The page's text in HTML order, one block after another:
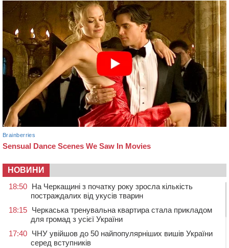
НОВИНИ
18:50 На Черкащині з початку року зросла кількість
постраждалих від укусів тварин
18:15 Черкаська тренувальна квартира стала прикладом
для громад з усієї України
17:40 ЧНУ увійшов до 50 найпопулярніших вишів України
серед вступників